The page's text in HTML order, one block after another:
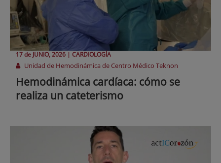
17 deJUNIO, 2026 | CARDIOLOGÍA
Unidad de Hemodinámica de Centro Médico Teknon
Hemodinámica cardíaca: cómo se
realiza un cateterismo